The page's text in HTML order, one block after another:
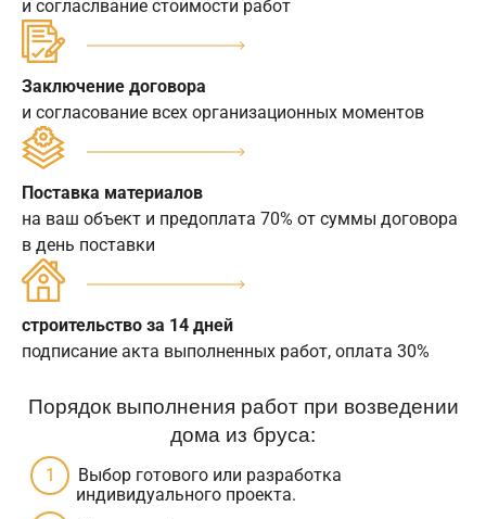
и согласлвание стоимости работ
Заключение договора
и согласование всех организационных моментов
Поставка материалов
на ваш объект и предоплата 70% от суммы договора
в день поставки
строительство за 14 дней
подписание акта выполненных работ, оплата 30%
Порядок выполнения работ при возведении
дома из бруса:
Выбор готового или разработка
индивидуального проекта.